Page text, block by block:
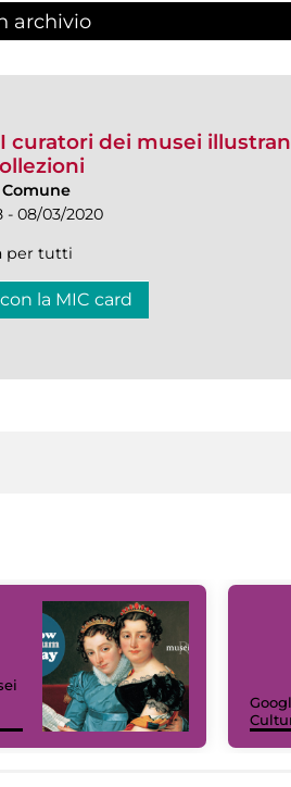
archivio
curatori dei musei
- 08/03/2020
per tutti
la MIC card